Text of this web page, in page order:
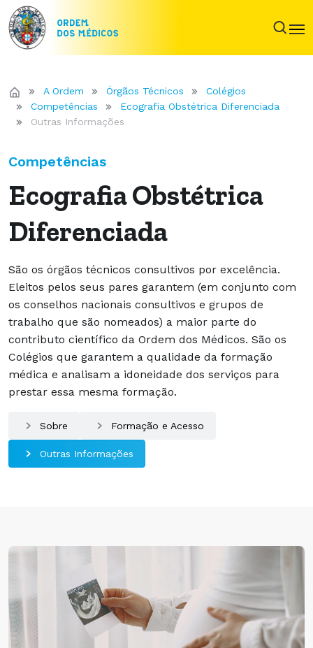
A Ordem Órgãos Técnicos
Colégios
Competências
Ecografia Obstétrica Diferenciada
Outras Informações
Competências
Ecografia Obstétrica
Diferenciada
São os órgãos técnicos consultivos por excelência.
Eleitos pelos seus pares garantem (em conjunto com
os conselhos nacionais consultivos e grupos de
trabalho que são nomeados) a maior parte do
contributo científico da Ordem dos Médicos. São os
Colégios que garantem a qualidade da formação
médica e analisam a idoneidade dos serviços para
prestar essa mesma formação.
Sobre Formação e Acesso
Outras Informações